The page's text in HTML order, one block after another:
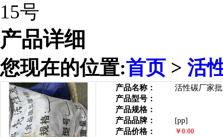
15号
产品详细
您现在的位置:首页> 活
产品名称：
活性碳厂家
产品型号：
产品规格：
产品品牌：
[pp]
产品价格：
￥0.00